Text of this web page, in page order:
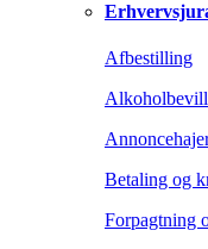
Afbestilling
Betaling og
Forpagtning